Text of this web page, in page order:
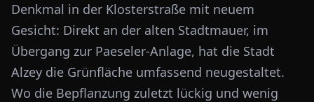
Denkmal in der Klosterstraße mit neuem
Gesicht: Direkt an der alten Stadtmauer, im
Übergang zur Paeseler-Anlage, hat die Stadt
Alzey die Grünfläche umfassend neugestaltet.
Wo die Bepflanzung zuletzt lückig und wenig